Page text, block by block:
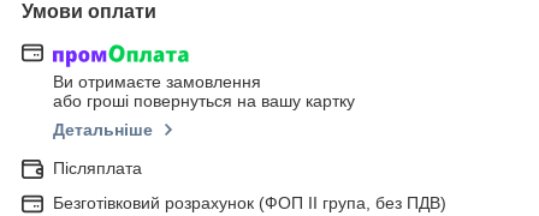
Умови оплати
Ви отримаєте замовлення
або гроші повернуться на вашу картку
Детальніше
Післяплата
Безготівковий розрахунок (ФОП ІІ група, без ПДВ)